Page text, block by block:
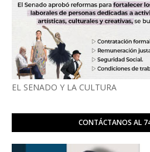
EL SENADO Y LA CULTURA
CONTÁCTANOS AL